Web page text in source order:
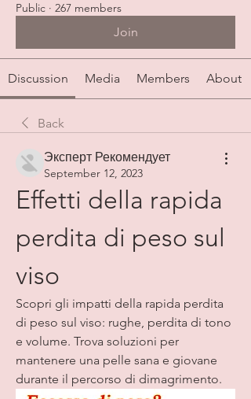
Public · 267 members
Join
Discussion Media Members About
Back
Эксперт Рекомендует
September 12, 2023
Effetti della rapida
perdita di peso sul
viso
Scopri gli impatti della rapida perdita
di peso sul viso: rughe, perdita di tono
e volume. Trova soluzioni per
mantenere una pelle sana e giovane
durante il percorso di dimagrimento.